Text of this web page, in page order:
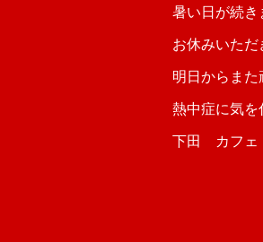
暑い日が続き
お休みいただ
明日からまた
熱中症に気
下田 カフェ